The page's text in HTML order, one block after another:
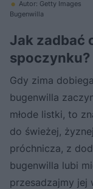
Autor: Getty Images
Bugenwilla
Jak zadbać
spoczynku?
Gdy zima
bugenwilla
młode listki, to
do świeżej,
próchnicza, z
bugenwilla lubi
przesadzajmy jej